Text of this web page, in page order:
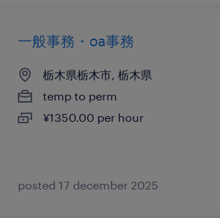
一般事務・oa事務
栃木県栃木市, 栃木県
temp to perm
¥1350.00 per hour
posted 17 december 2025